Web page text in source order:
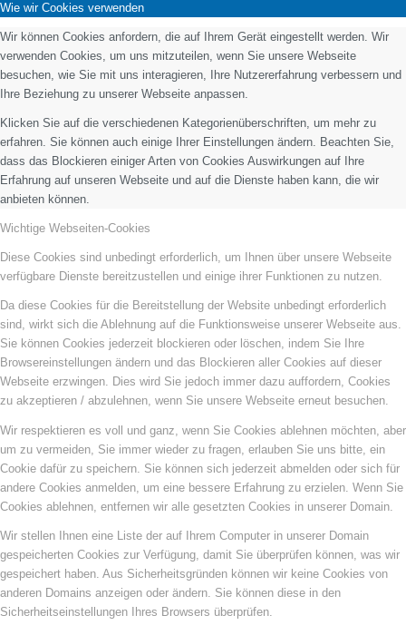
Wie wir Cookies verwenden
Wir können Cookies anfordern, die auf Ihrem Gerät eingestellt werden. Wir
verwenden Cookies, um uns mitzuteilen, wenn Sie unsere Webseite
besuchen, wie Sie mit uns interagieren, Ihre Nutzererfahrung verbessern und
Ihre Beziehung zu unserer Webseite anpassen.
Klicken Sie auf die verschiedenen Kategorienüberschriften, um mehr zu
erfahren. Sie können auch einige Ihrer Einstellungen ändern. Beachten Sie,
dass das Blockieren einiger Arten von Cookies Auswirkungen auf Ihre
Erfahrung auf unseren Webseite und auf die Dienste haben kann, die wir
anbieten können.
Wichtige Webseiten-Cookies
Diese Cookies sind unbedingt erforderlich, um Ihnen über unsere Webseite
verfügbare Dienste bereitzustellen und einige ihrer Funktionen zu nutzen.
Da diese Cookies für die Bereitstellung der Website unbedingt erforderlich
sind, wirkt sich die Ablehnung auf die Funktionsweise unserer Webseite aus.
Sie können Cookies jederzeit blockieren oder löschen, indem Sie Ihre
Browsereinstellungen ändern und das Blockieren aller Cookies auf dieser
Webseite erzwingen. Dies wird Sie jedoch immer dazu auffordern, Cookies
zu akzeptieren / abzulehnen, wenn Sie unsere Webseite erneut besuchen.
Wir respektieren es voll und ganz, wenn Sie Cookies ablehnen möchten, aber
um zu vermeiden, Sie immer wieder zu fragen, erlauben Sie uns bitte, ein
Cookie dafür zu speichern. Sie können sich jederzeit abmelden oder sich für
andere Cookies anmelden, um eine bessere Erfahrung zu erzielen. Wenn Sie
Cookies ablehnen, entfernen wir alle gesetzten Cookies in unserer Domain.
Wir stellen Ihnen eine Liste der auf Ihrem Computer in unserer Domain
gespeicherten Cookies zur Verfügung, damit Sie überprüfen können, was wir
gespeichert haben. Aus Sicherheitsgründen können wir keine Cookies von
anderen Domains anzeigen oder ändern. Sie können diese in den
Sicherheitseinstellungen Ihres Browsers überprüfen.